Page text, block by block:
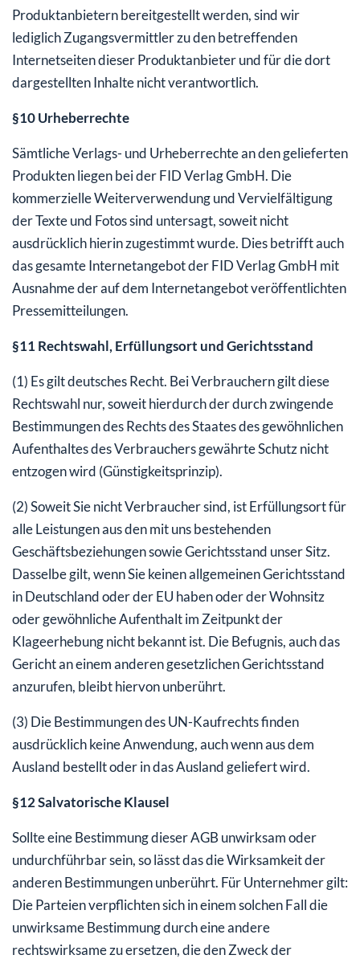
Produktanbietern bereitgestellt werden, sind wir
lediglich Zugangsvermittler zu den betreffenden
Internetseiten dieser Produktanbieter und für die dort
dargestellten Inhalte nicht verantwortlich.
§10 Urheberrechte
Sämtliche Verlags- und Urheberrechte an den gelieferten
Produkten liegen bei der FID Verlag GmbH. Die
kommerzielle Weiterverwendung und Vervielfältigung
der Texte und Fotos sind untersagt, soweit nicht
ausdrücklich hierin zugestimmt wurde. Dies betrifft auch
das gesamte Internetangebot der FID Verlag GmbH mit
Ausnahme der auf dem Internetangebot veröffentlichten
Pressemitteilungen.
§11 Rechtswahl, Erfüllungsort und Gerichtsstand
(1) Es gilt deutsches Recht. Bei Verbrauchern gilt diese
Rechtswahl nur, soweit hierdurch der durch zwingende
Bestimmungen des Rechts des Staates des gewöhnlichen
Aufenthaltes des Verbrauchers gewährte Schutz nicht
entzogen wird (Günstigkeitsprinzip).
(2) Soweit Sie nicht Verbraucher sind, ist Erfüllungsort für
alle Leistungen aus den mit uns bestehenden
Geschäftsbeziehungen sowie Gerichtsstand unser Sitz.
Dasselbe gilt, wenn Sie keinen allgemeinen Gerichtsstand
in Deutschland oder der EU haben oder der Wohnsitz
oder gewöhnliche Aufenthalt im Zeitpunkt der
Klageerhebung nicht bekannt ist. Die Befugnis, auch das
Gericht an einem anderen gesetzlichen Gerichtsstand
anzurufen, bleibt hiervon unberührt.
(3) Die Bestimmungen des UN-Kaufrechts finden
ausdrücklich keine Anwendung, auch wenn aus dem
Ausland bestellt oder in das Ausland geliefert wird.
§12 Salvatorische Klausel
Sollte eine Bestimmung dieser AGB unwirksam oder
undurchführbar sein, so lässt das die Wirksamkeit der
anderen Bestimmungen unberührt. Für Unternehmer gilt:
Die Parteien verpflichten sich in einem solchen Fall die
unwirksame Bestimmung durch eine andere
rechtswirksame zu ersetzen, die den Zweck der